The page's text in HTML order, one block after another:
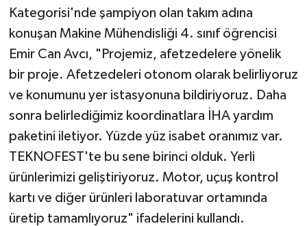
Kategorisi'nde şampiyon olan takım adına
konuşan Makine Mühendisliği 4. sınıf öğrencisi
Emir Can Avcı, "Projemiz, afetzedelere yönelik
bir proje. Afetzedeleri otonom olarak belirliyoruz
ve konumunu yer istasyonuna bildiriyoruz. Daha
sonra belirlediğimiz koordinatlara İHA yardım
paketini iletiyor. Yüzde yüz isabet oranımız var.
TEKNOFEST'te bu sene birinci olduk. Yerli
ürünlerimizi geliştiriyoruz. Motor, uçuş kontrol
kartı ve diğer ürünleri laboratuvar ortamında
üretip tamamlıyoruz" ifadelerini kullandı.